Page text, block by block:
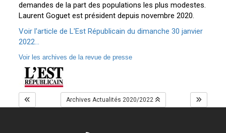
demandes de la part des populations les plus modestes.
Laurent Goguet est président depuis novembre 2020.
Voir l'article de L'Est Républicain du dimanche 30 janvier
2022...
Voir les archives de la revue de presse
Archives Actualités 2020/2022